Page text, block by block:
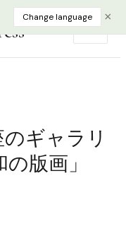
Change language ×
のギャラリ
版画」